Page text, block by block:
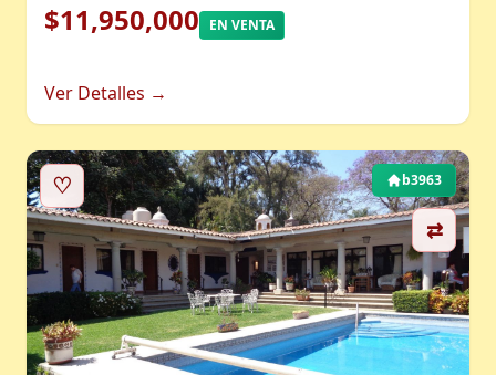
$11,950,000 EN VENTA
Ver Detalles →
♡
⇄
b3963